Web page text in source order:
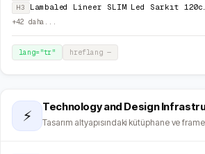
H3 Lambaled Lineer
+42 daha...
lang="tr" hreflang —
⚡
Technology and Design
Tasarım altyapısındaki kütüphane ve